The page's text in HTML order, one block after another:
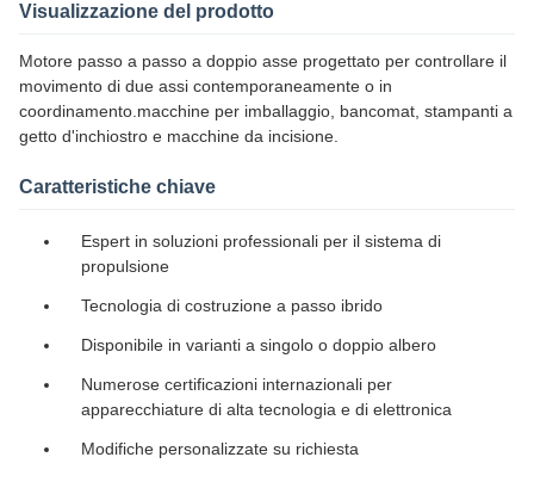
Visualizzazione del prodotto
Motore passo a passo a doppio asse progettato per controllare il
movimento di due assi contemporaneamente o in
coordinamento.macchine per imballaggio, bancomat, stampanti a
getto d'inchiostro e macchine da incisione.
Caratteristiche chiave
Espert in soluzioni professionali per il sistema di
propulsione
Tecnologia di costruzione a passo ibrido
Disponibile in varianti a singolo o doppio albero
Numerose certificazioni internazionali per
apparecchiature di alta tecnologia e di elettronica
Modifiche personalizzate su richiesta